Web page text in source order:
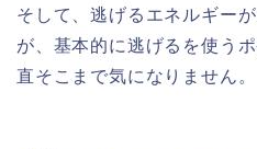
そして、逃げるエネルギー
が、基本的に逃げるを使う
直そこまで気になりません。